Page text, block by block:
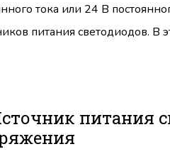
тока или 24 В
питания светодиодов. В
питания